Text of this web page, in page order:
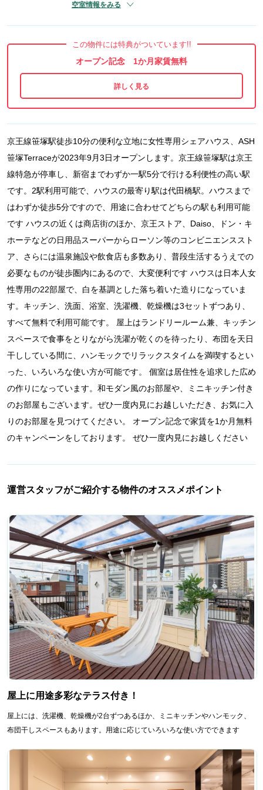
空室情報をみる
この物件には特典がついています!!
オープン記念 1か月家賃無料
京王線笹塚駅徒歩10分の便利な立地に女性専用シェアハウス、ASH
笹塚Terraceが2023年9月3日オープンします。京王線笹塚駅は京王
線特急が停車し、新宿までわずか一駅5分で行ける利便性の高い駅
です。2駅利用可能で、ハウスの最寄り駅は代田橋駅。ハウスまで
はわずか徒歩5分ですので、用途に合わせてどちらの駅も利用可能
です ハウスの近くは商店街のほか、京王ストア、Daiso、ドン・キ
ホーテなどの日用品スーパーからローソン等のコンビニエンススト
ア、さらには温泉施設や飲食店も多数あり、普段生活するうえでの
必要なものが徒歩圏内にあるので、大変便利です ハウスは日本人女
性専用の22部屋で、白を基調とした落ち着いた造りになっていま
す。キッチン、洗面、浴室、洗濯機、乾燥機は3セットずつあり、
すべて無料で利用可能です。 屋上はランドリールーム兼、キッチン
スペースで食事をとりながら洗濯が乾くのを待ったり、布団を天日
干ししている間に、ハンモックでリラックスタイムを満喫するとい
った、いろいろな使い方が可能です。 個室は居住性を追求した広め
の作りになっています。和モダン風のお部屋や、ミニキッチン付き
のお部屋もございます。ぜひ一度内見にお越しいただき、お気に入
りのお部屋を見つけてください。 オープン記念で家賃を1か月無料
のキャンペーンをしております。 ぜひ一度内見にお越しください
運営スタッフがご紹介する物件のオススメポイント
屋上に用途多彩なテラス付き！
屋上には、洗濯機、乾燥機が2台ずつあるほか、ミニキッチンやハンモック、
布団干しスペースもあります。用途に応じていろいろな使い方でできます